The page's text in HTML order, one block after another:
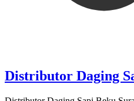
Distributor Daging